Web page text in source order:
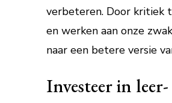
verbeteren. Door kritiek
en werken aan onze
naar een betere versie
Investeer in